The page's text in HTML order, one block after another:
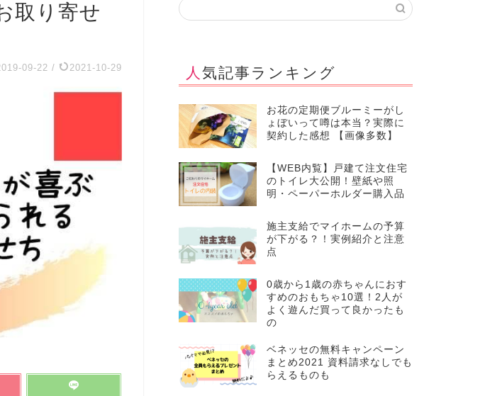
取り寄せ
09-22 / 2021-10-29 人気記事ランキング
お花の定期便ブルーミーがし
ょぼいって噂は本当？実際に
契約した感想 【画像多数】
【WEB内覧】戸建て注文住宅
のトイレ大公開！壁紙や照
明・ペーパーホルダー購入品
施主支給でマイホームの予算
が下がる？！実例紹介と注意
点
0歳から1歳の赤ちゃんにおす
すめのおもちゃ10選！2人が
よく遊んだ買って良かったも
の
ベネッセの無料キャンペーン
まとめ2021 資料請求なしでも
らえるものも